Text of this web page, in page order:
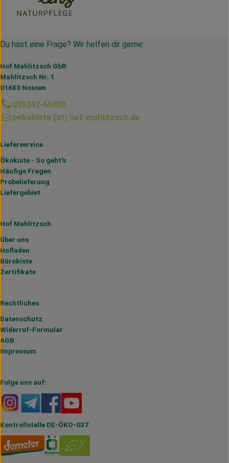
Du hast eine Frage? Wir helfen dir gerne:
Hof Mahlitzsch GbR
Mahlitzsch Nr. 1
01683 Nossen
035242-65620
oekokiste (at) hof-mahlitzsch.de
Lieferservice
Ökokiste - So geht's
Häufige Fragen
Probelieferung
Liefergebiet
Hof Mahlitzsch
Über uns
Hofladen
Bürokiste
Zertifikate
Rechtliches
Datenschutz
Widerruf-Formular
AGB
Impressum
Folge uns auf:
Externer Link zu https://www.instagram.com/
Externer Link zu https://t.me/s/hofmahlitzsch
Externer Link zu https://www.facebook.com/
Kontrollstelle DE-ÖKO-037